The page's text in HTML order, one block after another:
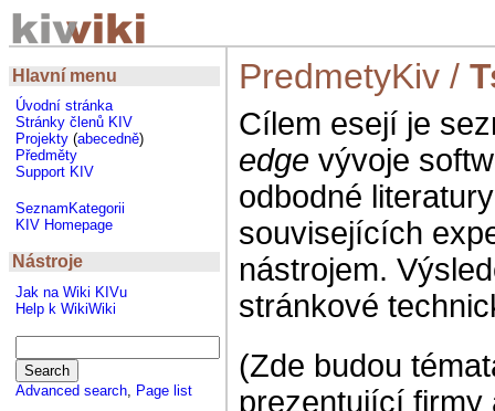
Hlavní menu
Úvodní stránka
Stránky členů KIV
Projekty (abecedně)
Předměty
Support KIV
SeznamKategorii
KIV Homepage
Nástroje
Jak na Wiki KIVu
Help k WikiWiki
Advanced search, Page list
PredmetyKiv /
Cílem esejí je
edge vývoje
odbodné
souvisejících
nástrojem.
stránkové
(Zde budou
prezentující firmy